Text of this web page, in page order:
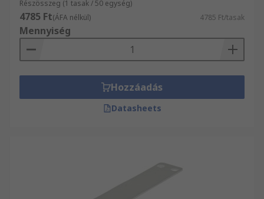
Részösszeg (1 tasak / 50 egység)
4785 Ft(ÁFA nélkül) 4785 Ft/tasak
Mennyiség
Hozzáadás
Datasheets